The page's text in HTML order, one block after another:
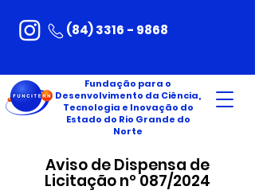
(84) 3316 - 9868
Fundação para o
Desenvolvimento da Ciência,
Tecnologia e Inovação do
Estado do Rio Grande do
Norte
Aviso de Dispensa de
Licitação nº 087/2024